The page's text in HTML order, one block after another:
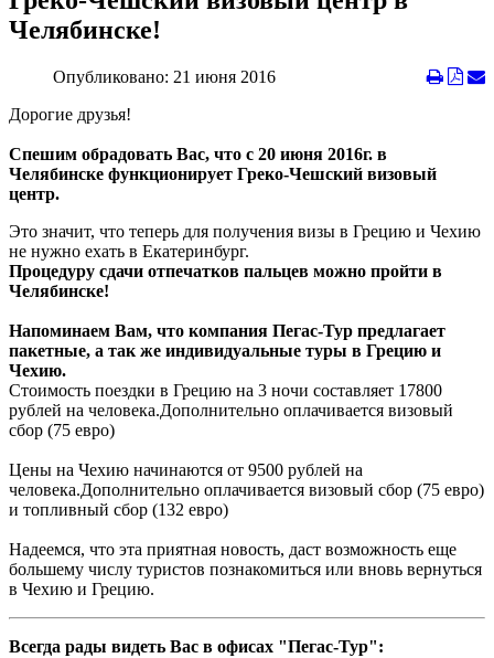
Челябинске!
Опубликовано: 21 июня 2016
Дорогие друзья!
Спешим обрадовать Вас, что с 20 июня 2016г. в
Челябинске функционирует Греко-Чешский визовый
центр.
Это значит, что теперь для получения визы в Грецию и Чехию
не нужно ехать в Екатеринбург.
Процедуру сдачи отпечатков пальцев можно пройти в
Челябинске!
Напоминаем Вам, что компания Пегас-Тур предлагает
пакетные, а так же индивидуальные туры в Грецию и
Чехию.
Стоимость поездки в Грецию на 3 ночи составляет 17800
рублей на человека.Дополнительно оплачивается визовый
сбор (75 евро)
Цены на Чехию начинаются от 9500 рублей на
человека.Дополнительно оплачивается визовый сбор (75 евро)
и топливный сбор (132 евро)
Надеемся, что эта приятная новость, даст возможность еще
большему числу туристов познакомиться или вновь вернуться
в Чехию и Грецию.
Всегда рады видеть Вас в офисах "Пегас-Тур":